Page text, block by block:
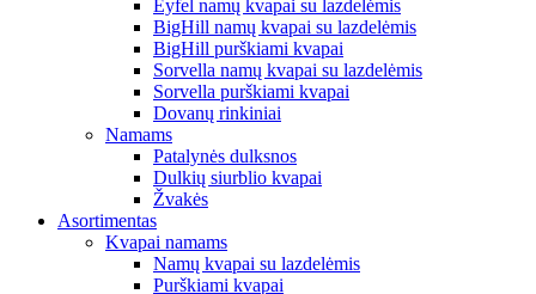
Eyfel namų kvapai su lazdelėmis
BigHill namų kvapai su lazdelėmis
BigHill purškiami kvapai
Sorvella namų kvapai su lazdelėmis
Sorvella purškiami kvapai
Dovanų rinkiniai
Namams
Patalynės dulksnos
Dulkių siurblio kvapai
Žvakės
Asortimentas
Kvapai namams
Namų kvapai su lazdelėmis
Purškiami kvapai